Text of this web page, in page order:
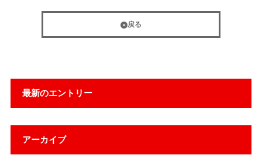
最新のエントリー
アーカイブ
戻る